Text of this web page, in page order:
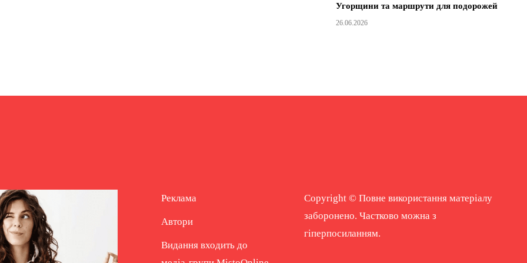
Угорщини та маршрути для подорожей
26.06.2026
Реклама
Автори
Видання входить до
Copyright © Повне використання матеріалу
заборонено. Частково можна з
гіперпосиланням.